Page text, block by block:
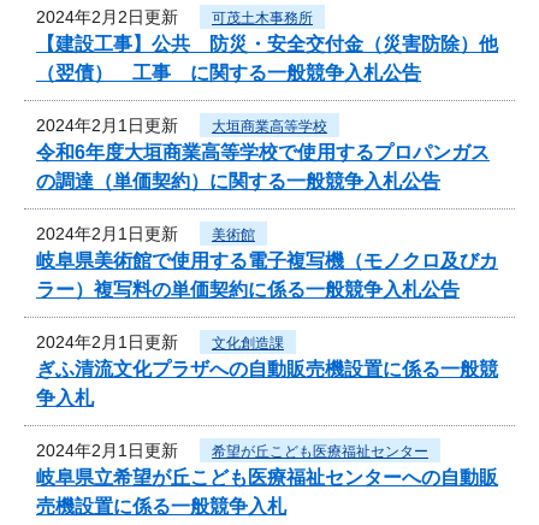
2024年2月2日更新 可茂土木事務所
【建設工事】公共 防災・安全交付金（災害防除）他
（翌債） 工事 に関する一般競争入札公告
2024年2月1日更新 大垣商業高等学校
令和6年度大垣商業高等学校で使用するプロパンガス
の調達（単価契約）に関する一般競争入札公告
2024年2月1日更新 美術館
岐阜県美術館で使用する電子複写機（モノクロ及びカ
ラー）複写料の単価契約に係る一般競争入札公告
2024年2月1日更新 文化創造課
ぎふ清流文化プラザへの自動販売機設置に係る一般競
争入札
2024年2月1日更新 希望が丘こども医療福祉センター
岐阜県立希望が丘こども医療福祉センターへの自動販
売機設置に係る一般競争入札